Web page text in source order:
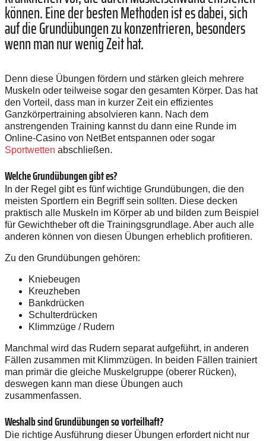
können. Eine der besten Methoden ist es dabei, sich
auf die Grundübungen zu konzentrieren, besonders
wenn man nur wenig Zeit hat.
Denn diese Übungen fördern und stärken gleich mehrere
Muskeln oder teilweise sogar den gesamten Körper. Das hat
den Vorteil, dass man in kurzer Zeit ein effizientes
Ganzkörpertraining absolvieren kann. Nach dem
anstrengenden Training kannst du dann eine Runde im
Online-Casino von NetBet entspannen oder sogar
Sportwetten abschließen.
Welche Grundübungen gibt es?
In der Regel gibt es fünf wichtige Grundübungen, die den
meisten Sportlern ein Begriff sein sollten. Diese decken
praktisch alle Muskeln im Körper ab und bilden zum Beispiel
für Gewichtheber oft die Trainingsgrundlage. Aber auch alle
anderen können von diesen Übungen erheblich profitieren.
Zu den Grundübungen gehören:
Kniebeugen
Kreuzheben
Bankdrücken
Schulterdrücken
Klimmzüge / Rudern
Manchmal wird das Rudern separat aufgeführt, in anderen
Fällen zusammen mit Klimmzügen. In beiden Fällen trainiert
man primär die gleiche Muskelgruppe (oberer Rücken),
deswegen kann man diese Übungen auch
zusammenfassen.
Weshalb sind Grundübungen so vorteilhaft?
Die richtige Ausführung dieser Übungen erfordert nicht nur